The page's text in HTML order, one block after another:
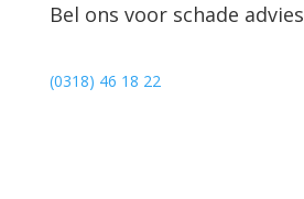
Bel ons voor schade advies
(0318) 46 18 22